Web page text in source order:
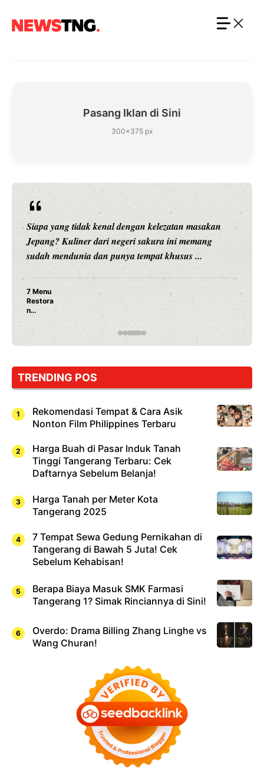
Pasang Iklan di Sini
300×375 px
Siapa yang tidak kenal dengan kelezatan masakan
Jepang? Kuliner dari negeri sakura ini memang
sudah mendunia dan punya tempat khusus ...
7 Menu
Restora
n
Jepang
yang
Dicoba,
Cuma
Sushi!
TRENDING POS
Rekomendasi Tempat & Cara Asik
Nonton Film Philippines Terbaru
Harga Buah di Pasar Induk Tanah
Tinggi Tangerang Terbaru: Cek
Daftarnya Sebelum Belanja!
Harga Tanah per Meter Kota
Tangerang 2025
7 Tempat Sewa Gedung Pernikahan di
Tangerang di Bawah 5 Juta! Cek
Sebelum Kehabisan!
Berapa Biaya Masuk SMK Farmasi
Tangerang 1? Simak Rinciannya di Sini!
Overdo: Drama Billing Zhang Linghe vs
Wang Churan!